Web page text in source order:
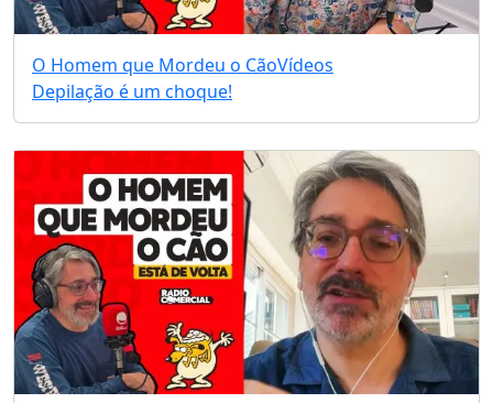
O Homem que Mordeu o CãoVídeos
Depilação é um choque!